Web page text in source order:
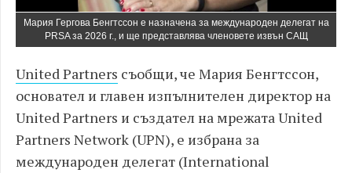
Mария Гергова Бенгтссон е назначена за международен делегат на
PRSA за 2026 г., и ще представлява членовете извън САЩ
United Partners съобщи, че Мария Бенгтссон,
основател и главен изпълнителен директор на
United Partners и създател на мрежата United
Partners Network (UPN), е избрана за
международен делегат (International